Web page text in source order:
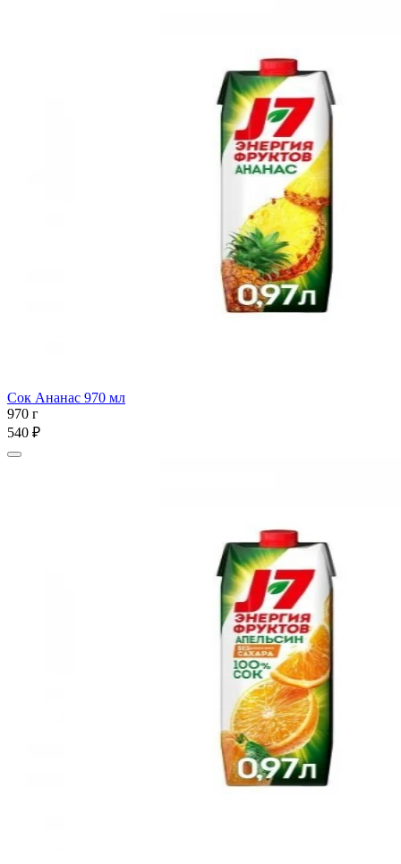
Сок Ананас 970 мл
970 г
540 ₽